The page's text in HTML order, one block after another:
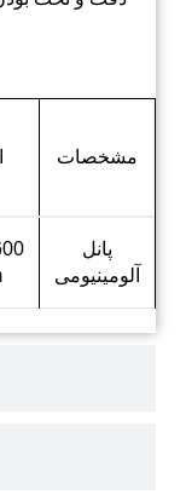
مشخصات
پانل
آلومینیومی